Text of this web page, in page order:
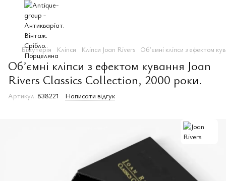
Біжутерія Клiпси Клiпси Joan Rivers Обʼємні кліпси з ефектом
Обʼємні кліпси з ефектом кування Joan
Rivers Classics Collection, 2000 роки.
Артикул: 838221 Написати відгук